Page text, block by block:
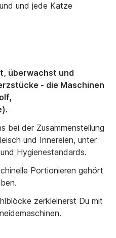
und jede Katze
überwachst und
- die Maschinen
bei der Zusammenstellung
und Innereien, unter
Hygienestandards.
Portionieren gehört
zerkleinerst Du mit